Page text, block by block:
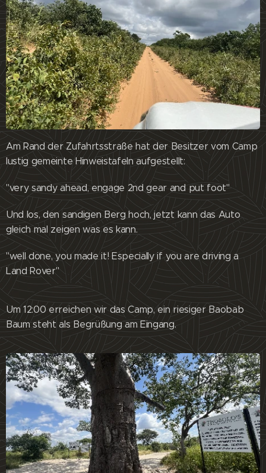
Am Rand der Zufahrtsstraße hat der Besitzer vom Camp
lustig gemeinte Hinweistafeln aufgestellt:
"very sandy ahead, engage 2nd gear and put foot"
Und los, den sandigen Berg hoch, jetzt kann das Auto
gleich mal zeigen was es kann.
"well done, you made it! Especially if you are driving a
Land Rover"
Um 12:00 erreichen wir das Camp, ein riesiger Baobab
Baum steht als Begrüßung am Eingang.